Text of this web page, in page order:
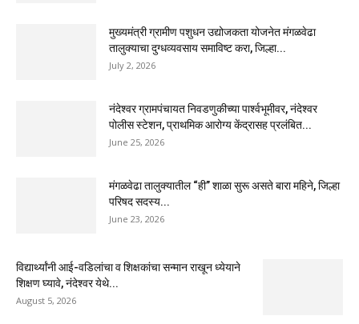
मुख्यमंत्री ग्रामीण पशुधन उद्योजकता योजनेत मंगळवेढा
तालुक्याचा दुग्धव्यवसाय समाविष्ट करा, जिल्हा...
July 2, 2026
नंदेश्वर ग्रामपंचायत निवडणुकीच्या पार्श्वभूमीवर, नंदेश्वर
पोलीस स्टेशन, प्राथमिक आरोग्य केंद्रासह प्रलंबित...
June 25, 2026
मंगळवेढा तालुक्यातील “ही” शाळा सुरू असते बारा महिने, जिल्हा
परिषद सदस्य...
June 23, 2026
विद्यार्थ्यांनी आई-वडिलांचा व शिक्षकांचा सन्मान राखून ध्येयाने
शिक्षण घ्यावे, नंदेश्वर येथे...
August 5, 2026